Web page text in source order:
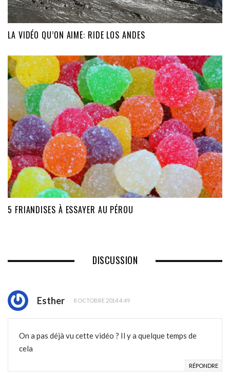
LA VIDÉO QU’ON AIME: RIDE LOS ANDES
5 FRIANDISES À ESSAYER AU PÉROU
DISCUSSION
Esther 8 OCTOBRE 2014 4:49
On a pas déjà vu cette vidéo ? Il y a quelque temps de
cela
RÉPONDRE